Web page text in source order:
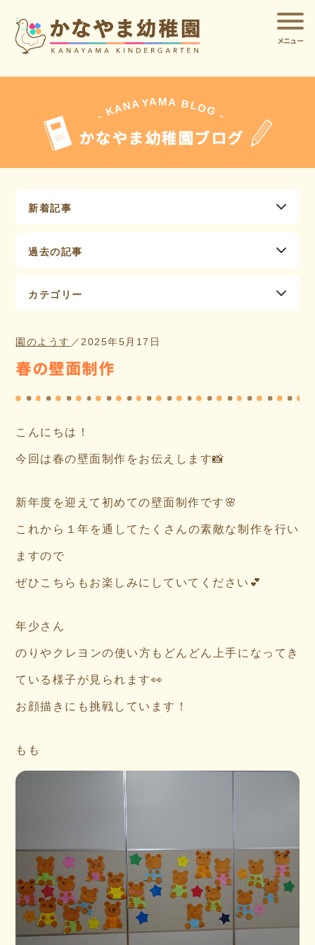
メニュー
- KANAYA MA BLOG -
かなやま幼稚園ブログ
新着記事
過去の記事
カテゴリー
園のようす ／ 2025年5月17日
春の壁面制作
こんにちは！
今回は春の壁面制作をお伝えします📸
新年度を迎えて初めての壁面制作です🌸
これから１年を通してたくさんの素敵な制作を行い
ますので
ぜひこちらもお楽しみにしていてください💕
年少さん
のりやクレヨンの使い方もどんどん上手になってき
ている様子が見られます👀
お顔描きにも挑戦しています！
もも